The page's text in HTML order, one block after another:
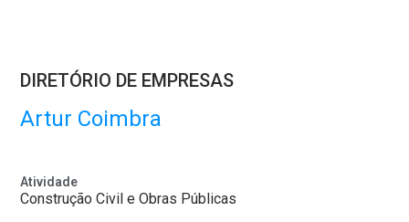
DIRETÓRIO DE EMPRESAS
Artur Coimbra
Atividade
Construção Civil e Obras Públicas